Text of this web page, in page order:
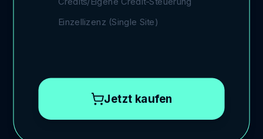
Einzellizenz (Single Site)
Jetzt kaufen